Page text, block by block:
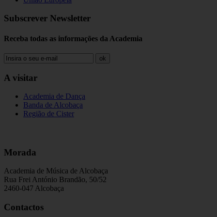
Subscrever Newsletter
Receba todas as informações da Academia
ok
A visitar
Academia de Dança
Banda de Alcobaça
Região de Cister
Morada
Academia de Música de Alcobaça
Rua Frei António Brandão, 50/52
2460-047 Alcobaça
Contactos